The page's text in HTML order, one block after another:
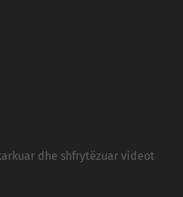
dhe shfrytëzuar videot